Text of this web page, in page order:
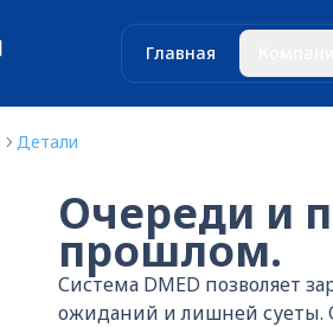
Главная
Детали
Очереди и
прошлом.
Система DMED позволяет
ожиданий и лишней суеты.